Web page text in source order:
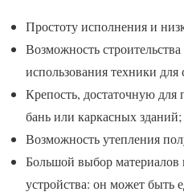
Простоту исполнения и
Возможность
использования техники для
Крепость, достаточную
бань или каркасных зданий;
Возможность утепления
Большой выбор материалов
устройства: он может